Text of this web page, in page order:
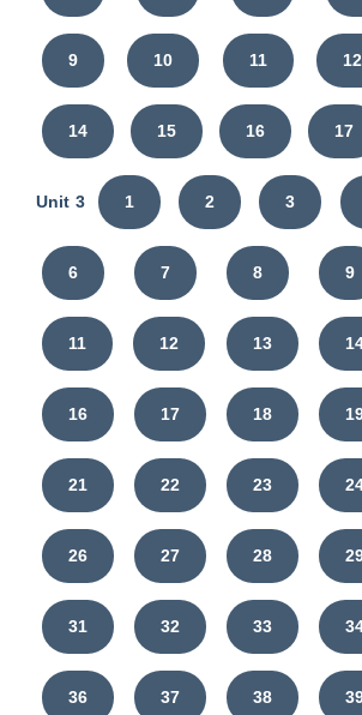
9 10 11 12
14 15 16 17
Unit 3 1 2 3
6 7 8 9
11 12 13
16 17 18
21 22 23
26 27 28
31 32 33
36 37 38